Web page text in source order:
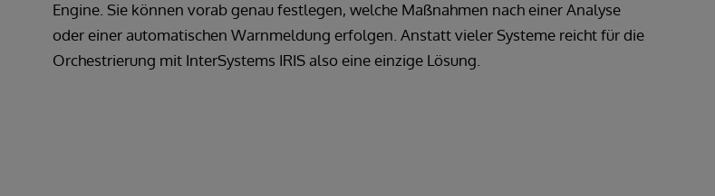
Engine. Sie können vorab genau festlegen, welche Maßnahmen nach einer Analyse
oder einer automatischen Warnmeldung erfolgen. Anstatt vieler Systeme reicht für die
Orchestrierung mit InterSystems IRIS also eine einzige Lösung.